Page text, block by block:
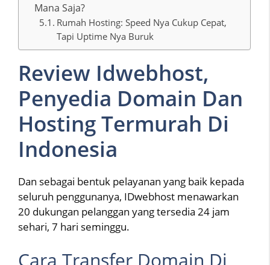
Mana Saja?
Rumah Hosting: Speed Nya Cukup Cepat,
Tapi Uptime Nya Buruk
Review Idwebhost,
Penyedia Domain Dan
Hosting Termurah Di
Indonesia
Dan sebagai bentuk pelayanan yang baik kepada
seluruh penggunanya, IDwebhost menawarkan
20 dukungan pelanggan yang tersedia 24 jam
sehari, 7 hari seminggu.
Cara Transfer Domain Di